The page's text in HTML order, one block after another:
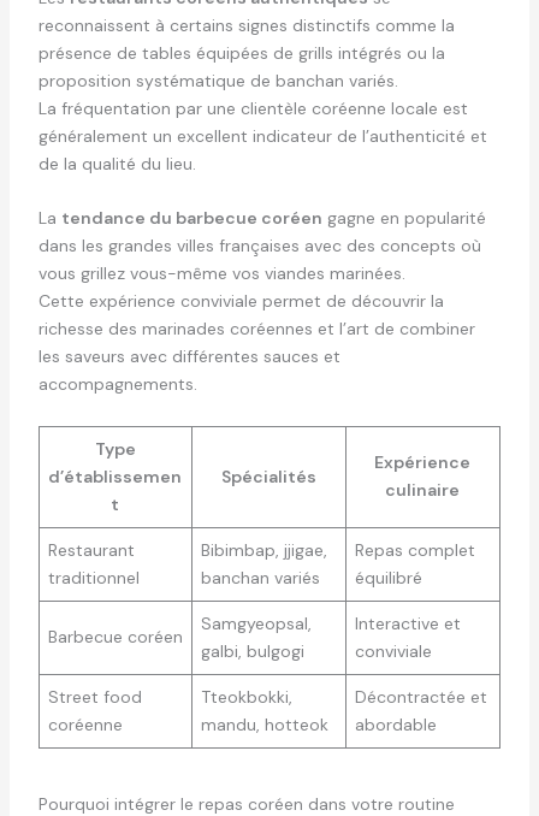
reconnaissent à certains signes distinctifs comme la
présence de tables équipées de grills intégrés ou la
proposition systématique de banchan variés.
La fréquentation par une clientèle coréenne locale est
généralement un excellent indicateur de l’authenticité et
de la qualité du lieu.
La tendance du barbecue coréen gagne en popularité
dans les grandes villes françaises avec des concepts où
vous grillez vous-même vos viandes marinées.
Cette expérience conviviale permet de découvrir la
richesse des marinades coréennes et l’art de combiner
les saveurs avec différentes sauces et
accompagnements.
Type
d’établissemen
t
Spécialités
Expérience
culinaire
Restaurant
traditionnel
Bibimbap, jjigae,
banchan variés
Repas complet
équilibré
Barbecue coréen
Samgyeopsal,
galbi, bulgogi
Interactive et
conviviale
Street food
coréenne
Tteokbokki,
mandu, hotteok
Décontractée et
abordable
Pourquoi intégrer le repas coréen dans votre routine